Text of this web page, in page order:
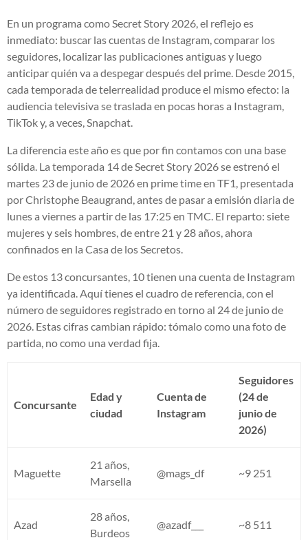
En un programa como Secret Story 2026, el reflejo es
inmediato: buscar las cuentas de Instagram, comparar los
seguidores, localizar las publicaciones antiguas y luego
anticipar quién va a despegar después del prime. Desde 2015,
cada temporada de telerrealidad produce el mismo efecto: la
audiencia televisiva se traslada en pocas horas a Instagram,
TikTok y, a veces, Snapchat.
La diferencia este año es que por fin contamos con una base
sólida. La temporada 14 de Secret Story 2026 se estrenó el
martes 23 de junio de 2026 en prime time en TF1, presentada
por Christophe Beaugrand, antes de pasar a emisión diaria de
lunes a viernes a partir de las 17:25 en TMC. El reparto: siete
mujeres y seis hombres, de entre 21 y 28 años, ahora
confinados en la Casa de los Secretos.
De estos 13 concursantes, 10 tienen una cuenta de Instagram
ya identificada. Aquí tienes el cuadro de referencia, con el
número de seguidores registrado en torno al 24 de junio de
2026. Estas cifras cambian rápido: tómalo como una foto de
partida, no como una verdad fija.
Concursante
Edad y
ciudad
Cuenta de
Instagram
Seguidores
(24 de
junio de
2026)
Maguette
21 años,
Marsella
@mags_df ~9 251
Azad
28 años,
Burdeos
@azadf___ ~8 511